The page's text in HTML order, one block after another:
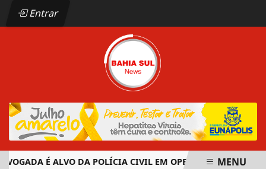
Entrar
É ALVO DA POLÍCIA CIVIL EM OPERAÇÃO CONTRA
MENU